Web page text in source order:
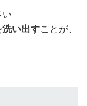
い出すことが、